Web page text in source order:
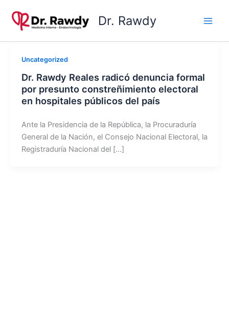
contenido
Dr. Rawdy
Uncategorized
Dr. Rawdy Reales radicó denuncia formal
por presunto constreñimiento electoral
en hospitales públicos del país
Ante la Presidencia de la República, la Procuraduría
General de la Nación, el Consejo Nacional Electoral, la
Registraduría Nacional del […]